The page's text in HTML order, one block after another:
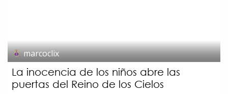
marcoclix
La inocencia de los niños abre las
puertas del Reino de los Cielos